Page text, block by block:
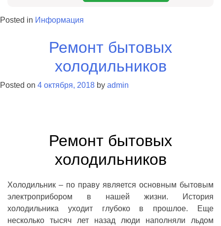
Posted in Информация
Ремонт бытовых
холодильников
Posted on 4 октября, 2018 by admin
Ремонт бытовых
холодильников
Холодильник – по праву является основным бытовым
электроприбором в нашей жизни. История
холодильника уходит глубоко в прошлое. Еще
несколько тысяч лет назад люди наполняли льдом